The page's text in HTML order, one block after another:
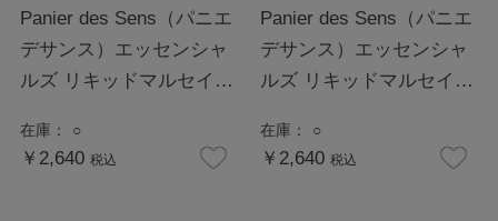
Panier des Sens（パニエ
デサンス）エッセンシャ
ルズ リキッドマルセイユ
在庫： ○
￥2,640 税込
Panier des Sens（パニエ
デサンス）エッセンシャ
ルズ リキッドマルセイユ
在庫： ○
￥2,640 税込